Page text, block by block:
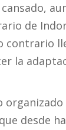
de
contrario
la
desde